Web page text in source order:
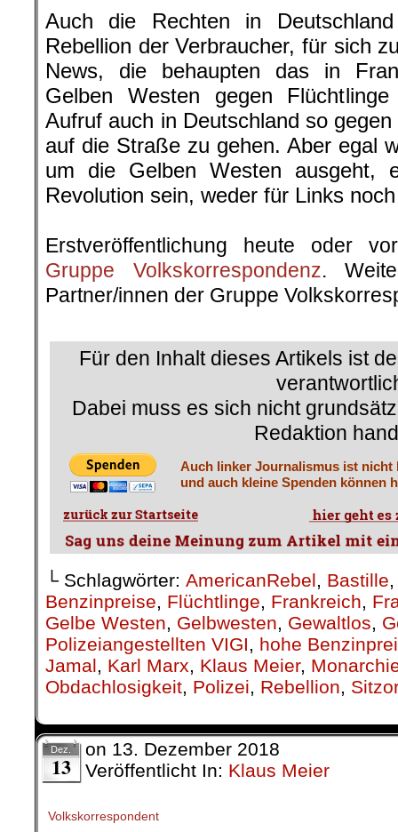
Auch die Rechten in
Rebellion der Verbraucher, für sich
News, die behaupten das in
Gelben Westen gegen
Aufruf auch in Deutschland so
auf die Straße zu gehen. Aber egal
um die Gelben Westen ausgeht,
Revolution sein, weder für Links
Erstveröffentlichung heute oder
Gruppe Volkskorrespondenz.
Partner/innen der Gruppe
Für den Inhalt dieses Artikels ist
Dabei muss es sich nicht
Redaktion
Auch linker Journalismus ist nicht
und auch kleine Spenden können
└ Schlagwörter: AmericanRebel, Bastille
Benzinpreise, Flüchtlinge, Frankreich,
Gelbe Westen, Gelbwesten, Gewaltlos,
Polizeiangestellten VIGI, hohe
Jamal, Karl Marx, Klaus Meier,
Obdachlosigkeit, Polizei, Rebellion,
Dez.
13
on 13. Dezember 2018
Veröffentlicht In: Klaus Meier
Volkskorrespondent